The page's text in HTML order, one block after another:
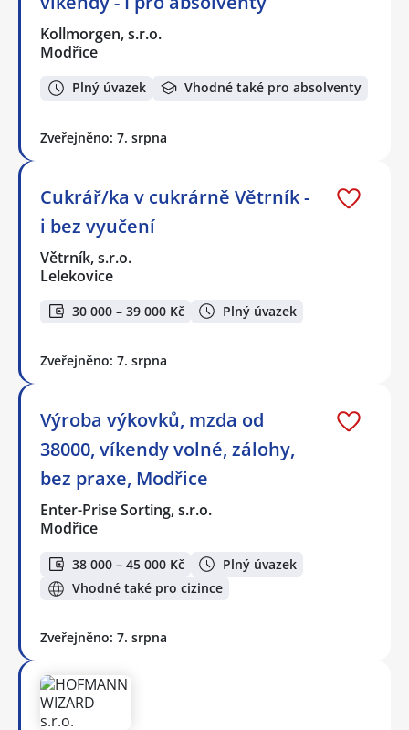
Kollmorgen, s.r.o.
Modřice
Plný úvazek Vhodné také pro absolventy
Zveřejněno: 7. srpna
Cukrář/ka v cukrárně Větrník -
i bez vyučení
Větrník, s.r.o.
Lelekovice
30 000 – 39 000 Kč Plný úvazek
Zveřejněno: 7. srpna
Výroba výkovků, mzda od
38000, víkendy volné, zálohy,
bez praxe, Modřice
Enter-Prise Sorting, s.r.o.
Modřice
38 000 – 45 000 Kč
Plný úvazek
Vhodné také pro cizince
Zveřejněno: 7. srpna